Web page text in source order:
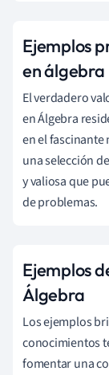
Ejemplos
en álgebra
El verdadero
en Álgebra
en el fascinante
una selección
y valiosa que
de problemas.
Ejemplos
Álgebra
Los ejemplos
conocimientos
fomentar una